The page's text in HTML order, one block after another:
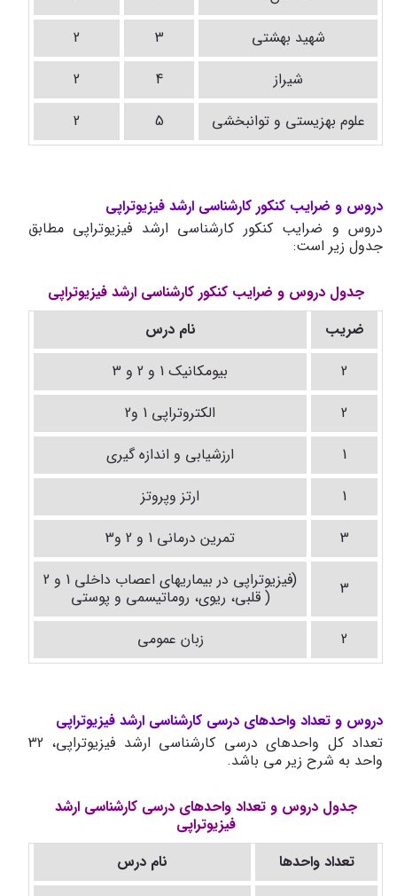
شهید بهشتی
3
2
شیراز
4
2
علوم بهزیستی و توانبخشی
5
2
دروس و ضرایب کنکور کارشناسی ارشد فیزیوتراپی
دروس و ضرایب کنکور کارشناسی ارشد فیزیوتراپی مطابق
جدول زیر است:
جدول دروس و ضرایب کنکور کارشناسی ارشد فیزیوتراپی
ضریب
نام درس
2
بیومکانیک 1 و 2 و 3
2
الکتروتراپی 1 و2
1
ارزشیابی و اندازه گیری
1
ارتز وپروتز
3
تمرین درمانی 1 و 2 و3
3
(فیزیوتراپی در بیماریهای اعصاب داخلی 1 و 2
( قلبی، ریوی، روماتیسمی و پوستی
2
زبان عمومی
دروس و تعداد واحدهای درسی کارشناسی ارشد فیزیوتراپی
تعداد کل واحدهای درسی کارشناسی ارشد فیزیوتراپی، 32
واحد به شرح زیر می باشد.
جدول دروس و تعداد واحدهای درسی کارشناسی ارشد
فیزیوتراپی
تعداد واحدها
نام درس